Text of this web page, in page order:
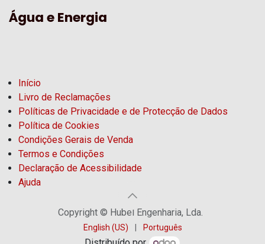
Água e Energia
Início
Livro de Reclamações
Políticas de Privacidade e de Protecção de Dados
Política de Cookies
Condições Gerais de Venda
Termos e Condições
Declaração de Acessibilidade
Ajuda
Copyright © Hubel Engenharia, Lda.
English (US) Português